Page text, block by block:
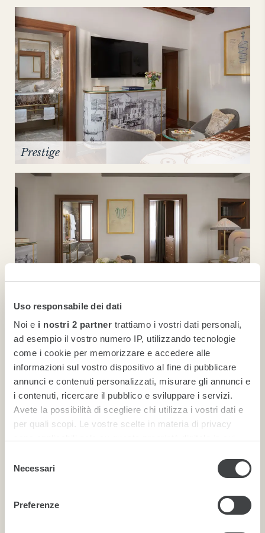
Uso responsabile dei dati
Noi e i nostri 2 partner trattiamo i vostri dati personali,
ad esempio il vostro numero IP, utilizzando tecnologie
come i cookie per memorizzare e accedere alle
informazioni sul vostro dispositivo al fine di pubblicare
annunci e contenuti personalizzati, misurare gli annunci e
i contenuti, ricercare il pubblico e sviluppare i servizi.
Avete la possibilità di scegliere chi utilizza i vostri dati e
per quali scopi. Le vostre scelte in materia di privacy
revocare il proprio consenso in qualsiasi momento dalla
Dichiarazione sui cookie o facendo clic sull'icona di
delNecessari
Preferenze
Prestige
Family Connecting